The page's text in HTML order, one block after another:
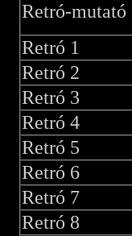
Retró-mutató
Retró 1
Retró 2
Retró 3
Retró 4
Retró 5
Retró 6
Retró 7
Retró 8